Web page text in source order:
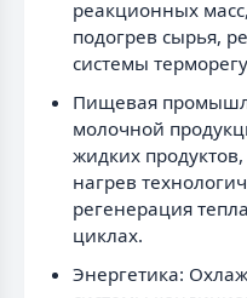
реакционных
подогрев сырья,
системы
Пищевая
молочной
жидких
нагрев
регенерация
циклах.
Энергетика: